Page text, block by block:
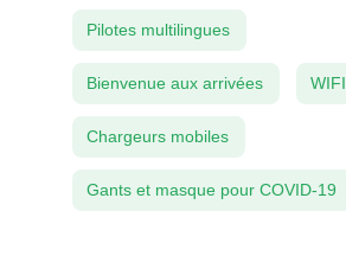
Pilotes multilingues
Bienvenue aux arrivées WIFI
Chargeurs mobiles
Gants et masque pour COVID-19